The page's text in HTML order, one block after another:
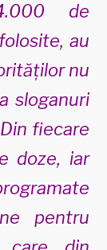
de
au
nu
sloganuri
fiecare
doze, iar
pentru